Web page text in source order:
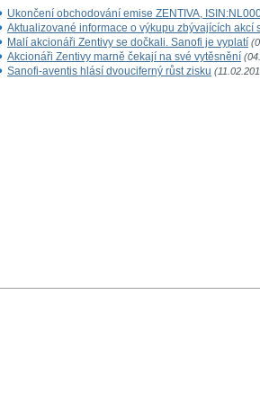
Ukončení obchodování emise ZENTIVA,
Aktualizované informace o výkupu zbývajících akcí
Malí akcionáři Zentivy se dočkali. Sanofi je vyplatí
Akcionáři Zentivy marně čekají na své vytěsnění
Sanofi-aventis hlásí dvouciferný růst zisku